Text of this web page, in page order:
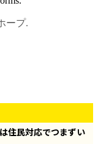
住民対応でつまずい